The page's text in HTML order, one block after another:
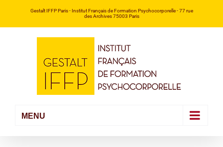
Gestalt IFFP Paris- Institut Français de Formation Psychocorporelle -77 rue
des Archives 75003 Paris